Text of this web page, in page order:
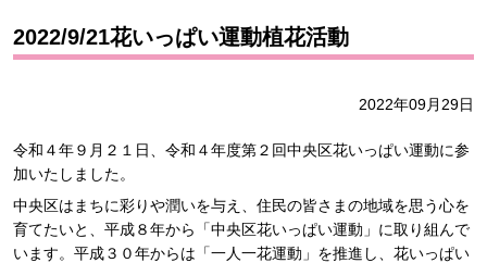
2022/9/21花いっぱい運動植花活動
2022年09月29日
令和４年９月２１日、令和４年度第２回中央区花いっぱい運動に参
加いたしました。
中央区はまちに彩りや潤いを与え、住民の皆さまの地域を思う心を
育てたいと、平成８年から「中央区花いっぱい運動」に取り組んで
います。平成３０年からは「一人一花運動」を推進し、花いっぱい